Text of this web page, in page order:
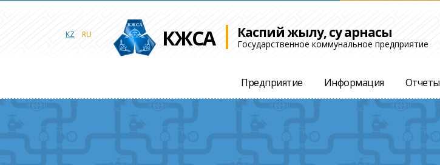
KZ RU КЖСА Каспий жылу, су арнасы
Государственное коммунальное предприятие
Предприятие Информация Отчеты